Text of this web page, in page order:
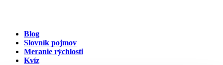
Blog
Slovník pojmov
Meranie rýchlosti
Kvíz